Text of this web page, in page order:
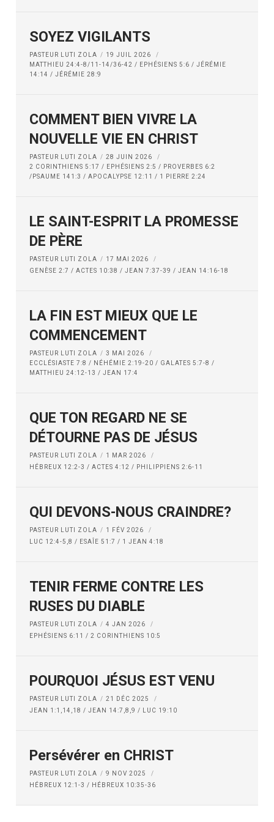
SOYEZ VIGILANTS
PASTEUR LUTI ZOLA
19 JUIL 2026
MATTHIEU 24:4-8/11-14/36-42 / EPHÉSIENS 5:6 / JÉRÉMIE
14:14 / JÉRÉMIE 28:9
COMMENT BIEN VIVRE LA
NOUVELLE VIE EN CHRIST
PASTEUR LUTI ZOLA
28 JUIN 2026
2 CORINTHIENS 5:17 / EPHÉSIENS 2:5 / PROVERBES 6:2
/PSAUME 141:3 / APOCALYPSE 12:11 / 1 PIERRE 2:24
LE SAINT-ESPRIT LA PROMESSE
DE PÈRE
PASTEUR LUTI ZOLA
17 MAI 2026
GENÈSE 2:7 / ACTES 10:38 / JEAN 7:37-39 / JEAN 14:16-18
LA FIN EST MIEUX QUE LE
COMMENCEMENT
PASTEUR LUTI ZOLA
3 MAI 2026
ECCLÉSIASTE 7:8 / NÉHÉMIE 2:19-20 / GALATES 5:7-8 /
MATTHIEU 24:12-13 / JEAN 17:4
QUE TON REGARD NE SE
DÉTOURNE PAS DE JÉSUS
PASTEUR LUTI ZOLA
1 MAR 2026
HÉBREUX 12:2-3 / ACTES 4:12 / PHILIPPIENS 2:6-11
QUI DEVONS-NOUS CRAINDRE?
PASTEUR LUTI ZOLA
1 FÉV 2026
LUC 12:4-5,8 / ESAÎE 51:7 / 1 JEAN 4:18
TENIR FERME CONTRE LES
RUSES DU DIABLE
PASTEUR LUTI ZOLA
4 JAN 2026
EPHÉSIENS 6:11 / 2 CORINTHIENS 10:5
POURQUOI JÉSUS EST VENU
PASTEUR LUTI ZOLA
21 DÉC 2025
JEAN 1:1,14,18 / JEAN 14:7,8,9 / LUC 19:10
Persévérer en CHRIST
PASTEUR LUTI ZOLA
9 NOV 2025
HÉBREUX 12:1-3 / HÉBREUX 10:35-36